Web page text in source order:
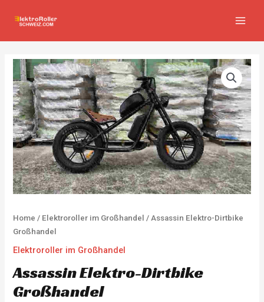
Inhalt
Home / Elektroroller im Großhandel / Assassin Elektro-Dirtbike
Großhandel
Elektroroller im Großhandel
Assassin Elektro-Dirtbike
Großhandel